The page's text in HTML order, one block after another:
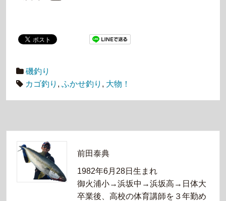
磯釣り
カゴ釣り , ふかせ釣り , 大物！
前田泰典
1982年6月28日生まれ
御火浦小→浜坂中→浜坂高→日体大
卒業後、高校の体育講師を３年勤め